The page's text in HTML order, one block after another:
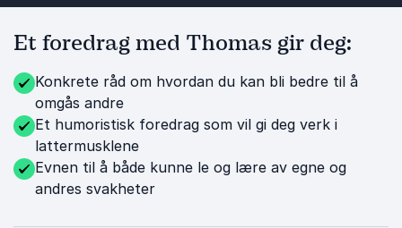
Et foredrag med Thomas gir deg:
Konkrete råd om hvordan du kan bli bedre til å
omgås andre
Et humoristisk foredrag som vil gi deg verk i
lattermusklene
Evnen til å både kunne le og lære av egne og
andres svakheter